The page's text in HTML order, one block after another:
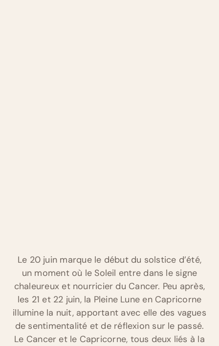
Le 20 juin marque le début du solstice d’été,
un moment où le Soleil entre dans le signe
chaleureux et nourricier du Cancer. Peu après,
les 21 et 22 juin, la Pleine Lune en Capricorne
illumine la nuit, apportant avec elle des vagues
de sentimentalité et de réflexion sur le passé.
Le Cancer et le Capricorne, tous deux liés à la